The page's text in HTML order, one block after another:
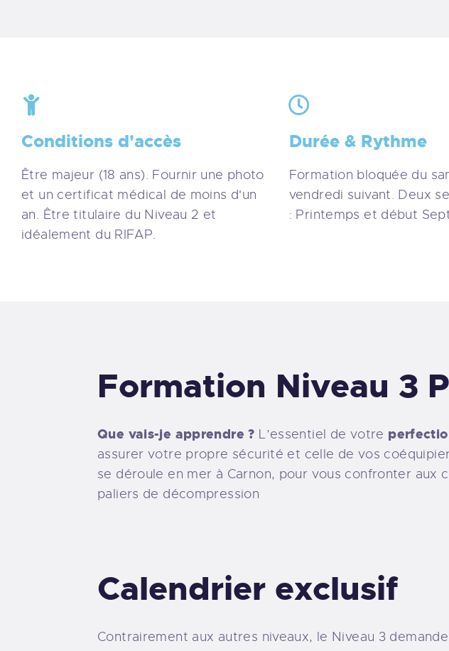
Conditions d'accès
Être majeur (18 ans). Fournir une photo
et un certificat médical de moins d'un
an. Être titulaire du Niveau 2 et
idéalement du RIFAP.
Durée & Rythme
Formation bloquée du
vendredi suivant. Deux
: Printemps et début
Formation Niveau 3
Que vais-je apprendre ? L’essentiel de votre
assurer votre propre sécurité et celle de vos
se déroule en mer à Carnon, pour vous confronter
paliers de décompression
Calendrier exclusif
Contrairement aux autres niveaux, le Niveau 3